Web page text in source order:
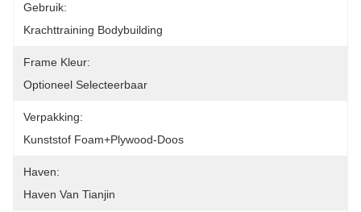
Gebruik:
Krachttraining Bodybuilding
Frame Kleur:
Optioneel Selecteerbaar
Verpakking:
Kunststof Foam+plywood-Doos
Haven:
Haven Van Tianjin